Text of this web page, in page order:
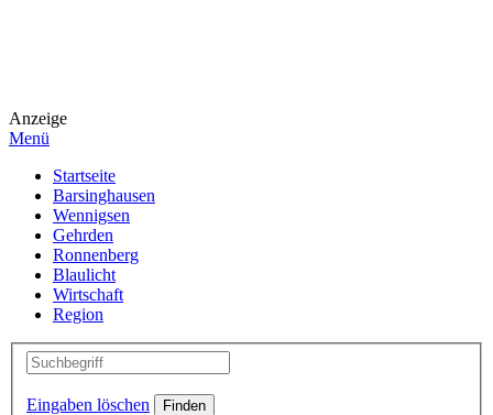
Anzeige
Menü
Startseite
Barsinghausen
Wennigsen
Gehrden
Ronnenberg
Blaulicht
Wirtschaft
Region
Eingaben löschen